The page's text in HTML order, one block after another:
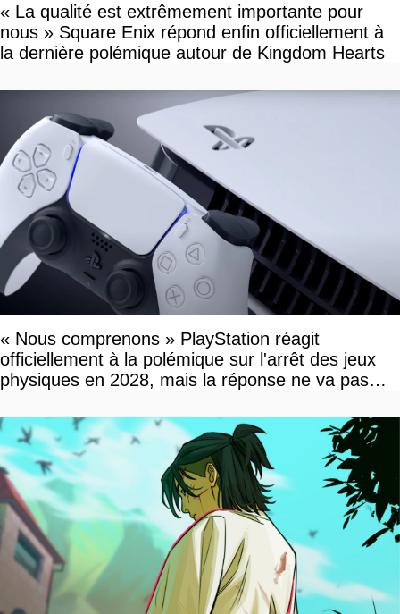
« La qualité est extrêmement importante pour
nous » Square Enix répond enfin officiellement à
la dernière polémique autour de Kingdom Hearts
« Nous comprenons » PlayStation réagit
officiellement à la polémique sur l'arrêt des jeux
physiques en 2028, mais la réponse ne va pas